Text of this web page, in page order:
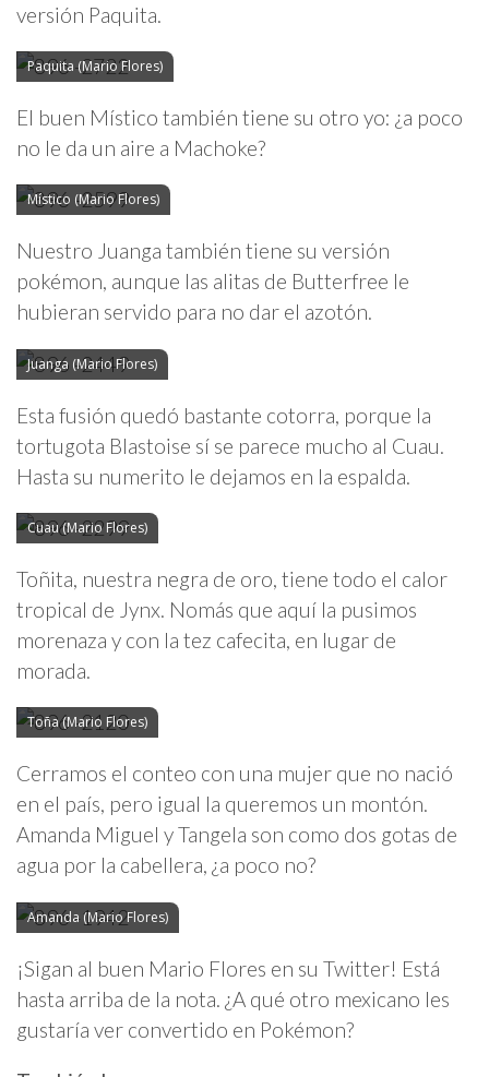
versión Paquita.
Paquita (Mario Flores)
El buen Místico también tiene su otro yo: ¿a poco
no le da un aire a Machoke?
Místico (Mario Flores)
Nuestro Juanga también tiene su versión
pokémon, aunque las alitas de Butterfree le
hubieran servido para no dar el azotón.
Juanga (Mario Flores)
Esta fusión quedó bastante cotorra, porque la
tortugota Blastoise sí se parece mucho al Cuau.
Hasta su numerito le dejamos en la espalda.
Cuau (Mario Flores)
Toñita, nuestra negra de oro, tiene todo el calor
tropical de Jynx. Nomás que aquí la pusimos
morenaza y con la tez cafecita, en lugar de
morada.
Toña (Mario Flores)
Cerramos el conteo con una mujer que no nació
en el país, pero igual la queremos un montón.
Amanda Miguel y Tangela son como dos gotas de
agua por la cabellera, ¿a poco no?
Amanda (Mario Flores)
¡Sigan al buen Mario Flores en su Twitter! Está
hasta arriba de la nota. ¿A qué otro mexicano les
gustaría ver convertido en Pokémon?